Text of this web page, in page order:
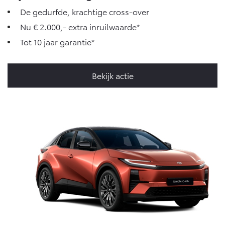
De gedurfde, krachtige cross-over
Nu € 2.000,- extra inruilwaarde*
Tot 10 jaar garantie*
Bekijk actie